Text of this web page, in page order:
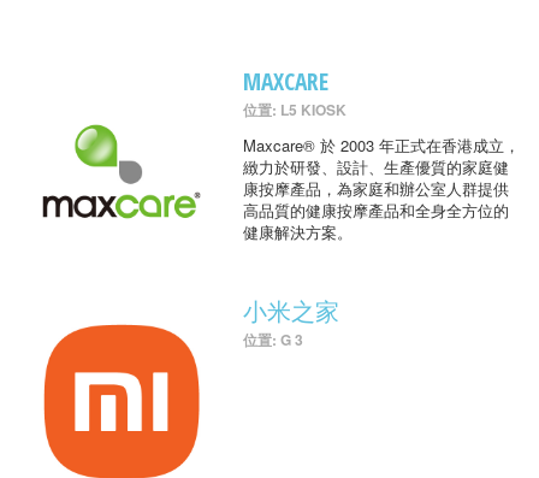
MAXCARE
位置: L5 KIOSK
Maxcare® 於 2003 年正式在香港成立，
緻力於研發、設計、生產優質的家庭健
康按摩產品，為家庭和辦公室人群提供
高品質的健康按摩產品和全身全方位的
健康解決方案。
小米之家
位置: G 3